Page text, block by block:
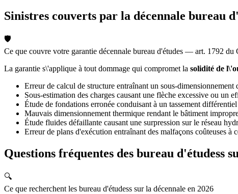
Sinistres couverts par la décennale bureau
🛡️
Ce que couvre votre garantie décennale bureau d'études — art. 1792 du
La garantie s\'applique à tout dommage qui compromet la solidité de
Erreur de calcul de structure entraînant un sous-dimensionnement
Sous-estimation des charges causant une flèche excessive ou un
Étude de fondations erronée conduisant à un tassement différentiel
Mauvais dimensionnement thermique rendant le bâtiment
Étude fluides défaillante causant une surpression sur le réseau
Erreur de plans d'exécution entraînant des malfaçons coûteuses à
Questions fréquentes des bureau d'étudess
🔍
Ce que recherchent les bureau d'étudess sur la décennale en 2026